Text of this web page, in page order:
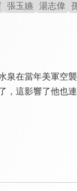
張玉嬿 湯志偉
泉在當年美軍空
，這影響了他也